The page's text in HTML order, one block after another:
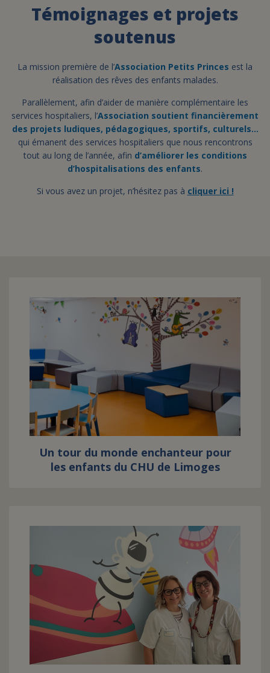
FAIRE UN DON
ASSURANCE VIE/LEGS
ESPACE PRESSE
JE DEVIENS
BÉNÉVOLE
DEVENIR
UN PETIT PRINCE
Témoignages et projets
soutenus
La mission première de l’Association Petits Princes est la
réalisation des rêves des enfants malades.
Parallèlement, afin d’aider de manière complémentaire les
services hospitaliers, l’Association soutient financièrement
des projets ludiques, pédagogiques, sportifs, culturels…
qui émanent des services hospitaliers que nous rencontrons
tout au long de l’année, afin d’améliorer les conditions
d’hospitalisations des enfants.
Si vous avez un projet, n’hésitez pas à cliquer ici !
Un tour du monde enchanteur pour
les enfants du CHU de Limoges